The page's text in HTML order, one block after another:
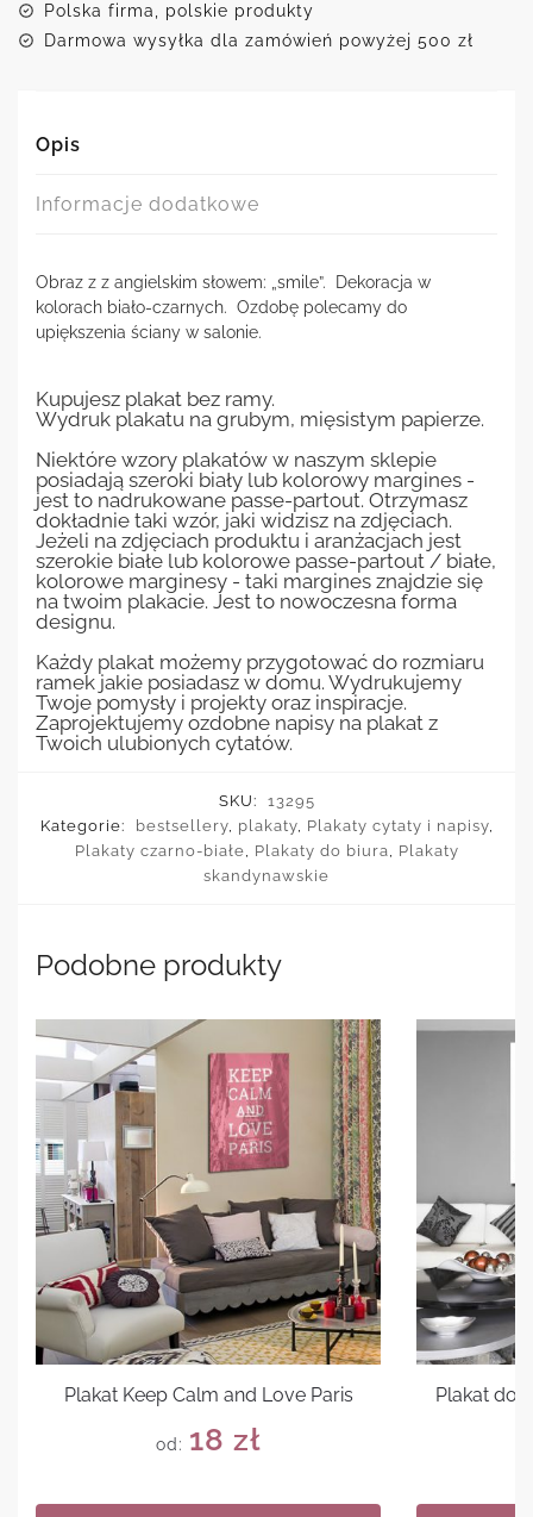
Polska firma, polskie produkty
Darmowa wysyłka dla zamówień powyżej 500 zł
Opis
Informacje dodatkowe
Obraz z z angielskim słowem: „smile”. Dekoracja w
kolorach biało-czarnych. Ozdobę polecamy do
upiększenia ściany w salonie.
Kupujesz plakat bez ramy.
Wydruk plakatu na grubym, mięsistym papierze.
Niektóre wzory plakatów w naszym sklepie
posiadają szeroki biały lub kolorowy margines -
jest to nadrukowane passe-partout. Otrzymasz
dokładnie taki wzór, jaki widzisz na zdjęciach.
Jeżeli na zdjęciach produktu i aranżacjach jest
szerokie białe lub kolorowe passe-partout / białe,
kolorowe marginesy - taki margines znajdzie się
na twoim plakacie. Jest to nowoczesna forma
designu.
Każdy plakat możemy przygotować do rozmiaru
ramek jakie posiadasz w domu. Wydrukujemy
Twoje pomysły i projekty oraz inspiracje.
Zaprojektujemy ozdobne napisy na plakat z
Twoich ulubionych cytatów.
SKU:
13295
Kategorie:
bestsellery, plakaty, Plakaty cytaty i napisy,
Plakaty czarno-białe, Plakaty do biura, Plakaty
skandynawskie
Podobne produkty
Plakat Keep Calm and Love Paris
od: 18 zł
Plakat do